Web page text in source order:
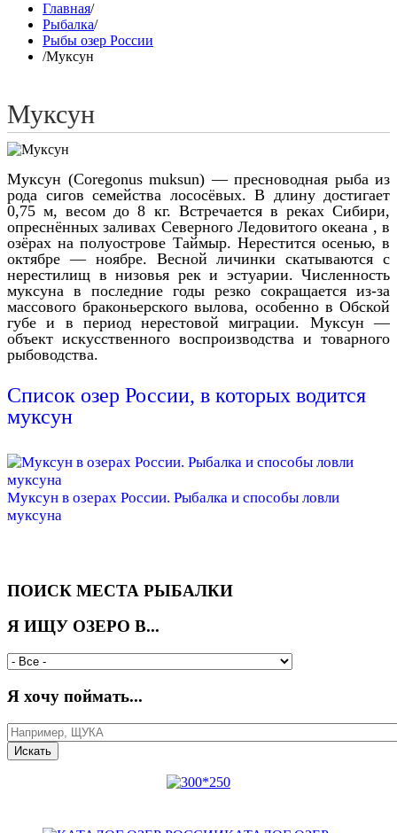
Главная/
Рыбалка/
Рыбы озер России
/Муксун
Муксун
Муксун (Coregonus muksun) — пресноводная рыба из
рода сигов семейства лососёвых. В длину достигает
0,75 м, весом до 8 кг. Встречается в реках Сибири,
опреснённых заливах Северного Ледовитого океана , в
озёрах на полуострове Таймыр. Нерестится осенью, в
октябре — ноябре. Весной личинки скатываются с
нерестилищ в низовья рек и эстуарии. Численность
муксуна в последние годы резко сокращается из-за
массового браконьерского вылова, особенно в Обской
губе и в период нерестовой миграции. Муксун —
объект искусственного воспроизводства и товарного
рыбоводства.
Список озер России, в которых водится
муксун
Муксун в озерах России. Рыбалка и способы ловли
муксуна
ПОИСК МЕСТА РЫБАЛКИ
Я ИЩУ ОЗЕРО В...
Я хочу поймать...